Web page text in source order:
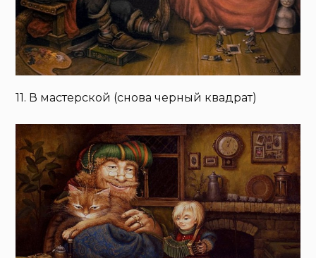
11. В мастерской (снова черный квадрат)